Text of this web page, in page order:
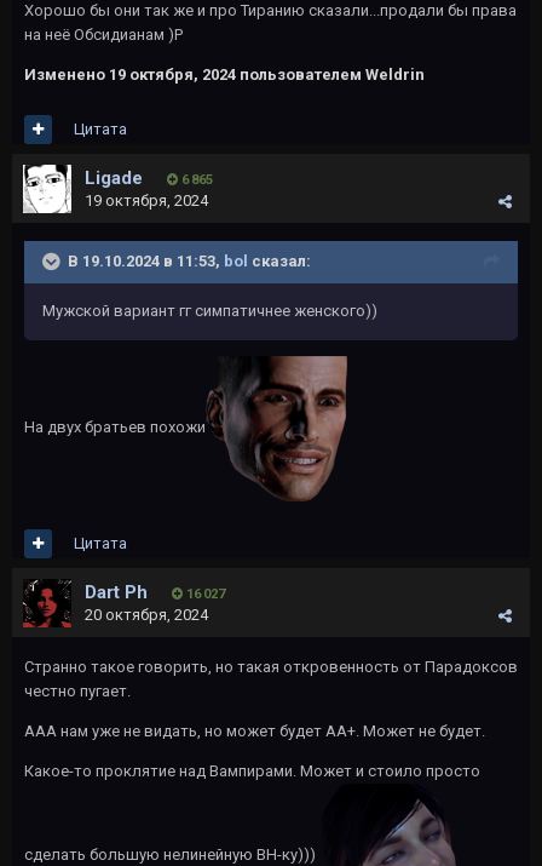
Хорошо бы они так же и про Тиранию сказали...продали бы права
на неё Обсидианам )Р
Изменено 19 октября, 2024 пользователем Weldrin
Цитата
Ligade 6 865
19 октября, 2024
В 19.10.2024 в 11:53, bol сказал:
Мужской вариант гг симпатичнее женского))
На двух братьев похожи
Цитата
Dart Ph 16 027
20 октября, 2024
Странно такое говорить, но такая откровенность от Парадоксов
честно пугает.
ААА нам уже не видать, но может будет АА+. Может не будет.
Какое-то проклятие над Вампирами. Может и стоило просто
сделать большую нелинейную ВН-ку)))